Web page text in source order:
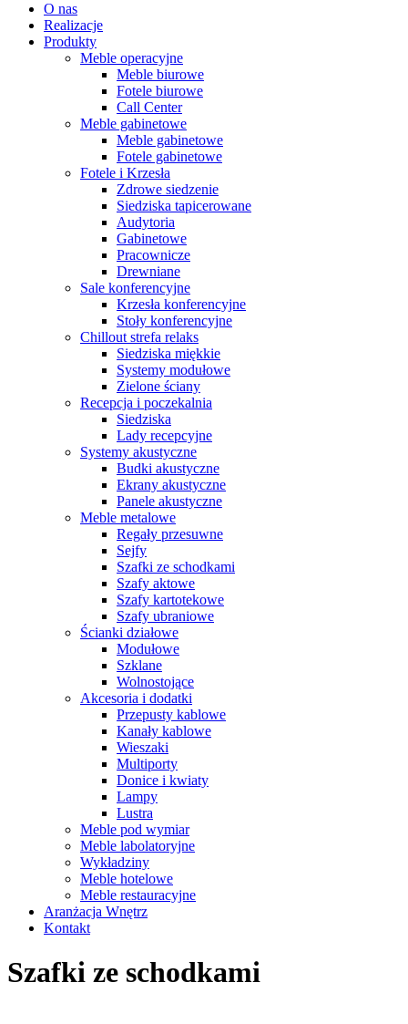
O nas
Realizacje
Produkty
Meble operacyjne
Meble biurowe
Fotele biurowe
Call Center
Meble gabinetowe
Meble gabinetowe
Fotele gabinetowe
Fotele i Krzesła
Zdrowe siedzenie
Siedziska tapicerowane
Audytoria
Gabinetowe
Pracownicze
Drewniane
Sale konferencyjne
Krzesła konferencyjne
Stoły konferencyjne
Chillout strefa relaks
Siedziska miękkie
Systemy modułowe
Zielone ściany
Recepcja i poczekalnia
Siedziska
Lady recepcyjne
Systemy akustyczne
Budki akustyczne
Ekrany akustyczne
Panele akustyczne
Meble metalowe
Regały przesuwne
Sejfy
Szafki ze schodkami
Szafy aktowe
Szafy kartotekowe
Szafy ubraniowe
Ścianki działowe
Modułowe
Szklane
Wolnostojące
Akcesoria i dodatki
Przepusty kablowe
Kanały kablowe
Wieszaki
Multiporty
Donice i kwiaty
Lampy
Lustra
Meble pod wymiar
Meble labolatoryjne
Wykładziny
Meble hotelowe
Meble restauracyjne
Aranżacja Wnętrz
Kontakt
Szafki ze schodkami